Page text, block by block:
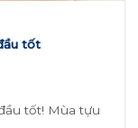
tốt
tốt! Mùa tựu